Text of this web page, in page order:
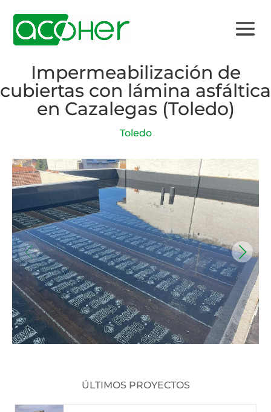
Impermeabilización de
cubiertas con lámina asfáltica
en Cazalegas (Toledo)
Toledo
ÚLTIMOS PROYECTOS